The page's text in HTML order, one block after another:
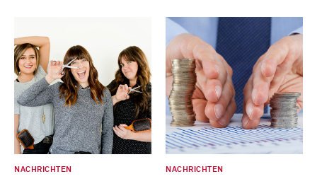
NACHRICHTEN NACHRICHTEN